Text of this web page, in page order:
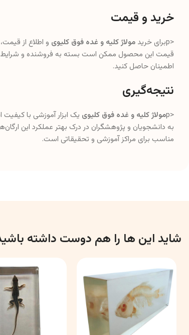
خرید و قیمت
<pبرای خرید مولاژ کلیه و غده فوق کلیوی و اطلاع از
قیمت این محصول ممکن است بسته به فروشنده و شرایط
اطمینان حاصل کنید.
نتیجه‌گیری
<p مولاژ کلیه و غده فوق کلیوی یک ابزار آموزشی با
به دانشجویان و پژوهشگران در درک بهتر عملکرد این
مناسب برای مراکز آموزشی و تحقیقاتی است.
شاید این ها را هم دوست داشته